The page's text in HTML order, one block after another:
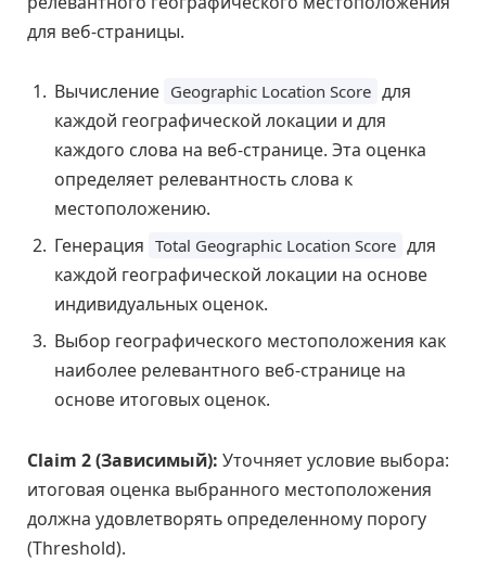
для веб-страницы.
Вычисление Geographic Location Score для
каждой географической локации и для
каждого слова на веб-странице. Эта оценка
определяет релевантность слова к
местоположению.
Генерация Total Geographic Location Score для
каждой географической локации на основе
индивидуальных оценок.
Выбор географического местоположения как
наиболее релевантного веб-странице на
основе итоговых оценок.
Claim 2 (Зависимый): Уточняет условие выбора:
итоговая оценка выбранного местоположения
должна удовлетворять определенному порогу
(Threshold).